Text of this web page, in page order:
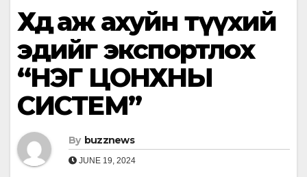
Хөдөө аж ахуйн түүхий
эдийг экспортлох
“НЭГ ЦОНХНЫ
СИСТЕМ”
By buzznews
JUNE 19, 2024